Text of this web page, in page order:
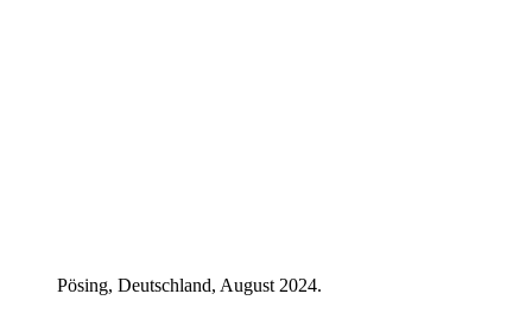
Pösing, Deutschland, August 2024.